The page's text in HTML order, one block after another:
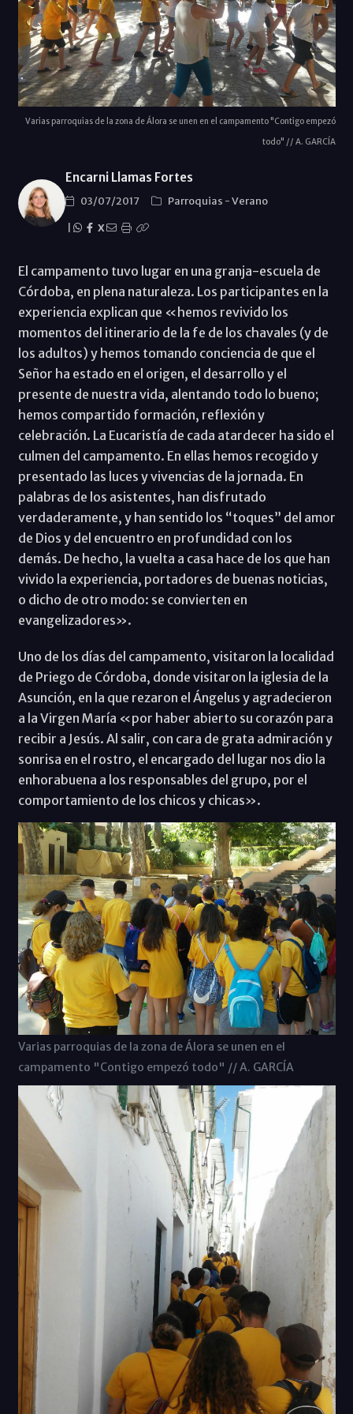
Varias parroquias de la zona de Álora se unen en el campamento "Contigo empezó
todo" // A. GARCÍA
Encarni Llamas Fortes
03/07/2017 Parroquias -Verano
X
El campamento tuvo lugar en una granja-escuela de
Córdoba, en plena naturaleza. Los participantes en la
experiencia explican que «hemos revivido los
momentos del itinerario de la fe de los chavales (y de
los adultos) y hemos tomando conciencia de que el
Señor ha estado en el origen, el desarrollo y el
presente de nuestra vida, alentando todo lo bueno;
hemos compartido formación, reflexión y
celebración. La Eucaristía de cada atardecer ha sido el
culmen del campamento. En ellas hemos recogido y
presentado las luces y vivencias de la jornada. En
palabras de los asistentes, han disfrutado
verdaderamente, y han sentido los “toques” del amor
de Dios y del encuentro en profundidad con los
demás. De hecho, la vuelta a casa hace de los que han
vivido la experiencia, portadores de buenas noticias,
o dicho de otro modo: se convierten en
evangelizadores».
Uno de los días del campamento, visitaron la localidad
de Priego de Córdoba, donde visitaron la iglesia de la
Asunción, en la que rezaron el Ángelus y agradecieron
a la Virgen María «por haber abierto su corazón para
recibir a Jesús. Al salir, con cara de grata admiración y
sonrisa en el rostro, el encargado del lugar nos dio la
enhorabuena a los responsables del grupo, por el
comportamiento de los chicos y chicas».
Varias parroquias de la zona de Álora se unen en el
campamento "Contigo empezó todo" // A. GARCÍA